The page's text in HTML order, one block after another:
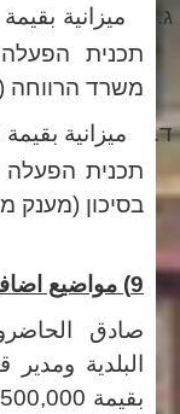
ג.
ميزانية بقيمة
תכנית
משרד הרווחה (מענק
ד.
ميزانية بقيمة
תכנית הפעלה
בסיכון (מענק מס' 389/
9) مواضيع اضافية
صادق
البلدية